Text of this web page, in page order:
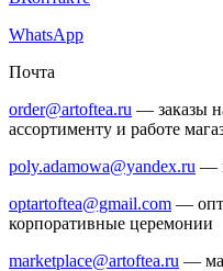
WhatsApp
Почта
order@artoftea.ru — заказы
ассортименту и работе
poly.adamowa@yandex.ru —
optartoftea@gmail.com —
корпоративные церемонии
marketplace@artoftea.ru —